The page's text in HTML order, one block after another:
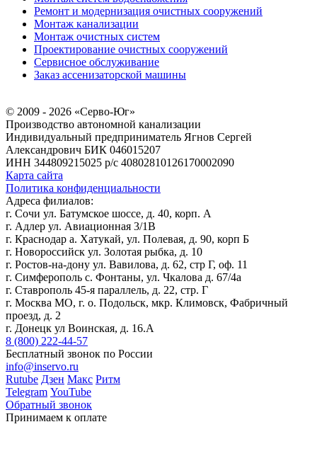
Ремонт и модернизация очистных сооружений
Монтаж канализации
Монтаж очистных систем
Проектирование очистных сооружений
Сервисное обслуживание
Заказ ассенизаторской машины
© 2009 - 2026 «Серво-Юг»
Производство автономной канализации
Индивидуальный предприниматель Ягнов Сергей
Александрович БИК 046015207
ИНН 344809215025 р/с 40802810126170002090
Карта сайта
Политика конфиденциальности
Адреса филиалов:
г. Сочи ул. Батумское шоссе, д. 40, корп. А
г. Адлер ул. Авиационная 3/1В
г. Краснодар а. Хатукай, ул. Полевая, д. 90, корп Б
г. Новороссийск ул. Золотая рыбка, д. 10
г. Ростов-на-дону ул. Вавилова, д. 62, стр Г, оф. 11
г. Симферополь с. Фонтаны, ул. Чкалова д. 67/4а
г. Ставрополь 45-я параллель, д. 22, стр. Г
г. Москва МО, г. о. Подольск, мкр. Климовск, Фабричный
проезд, д. 2
г. Донецк ул Воинская, д. 16.А
8 (800) 222-44-57
Бесплатный звонок по России
info@inservo.ru
Rutube Дзен Макс Ритм
Telegram YouTube
Обратный звонок
Принимаем к оплате